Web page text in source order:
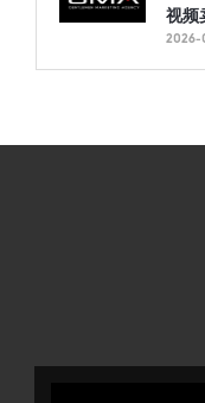
视频
2026-